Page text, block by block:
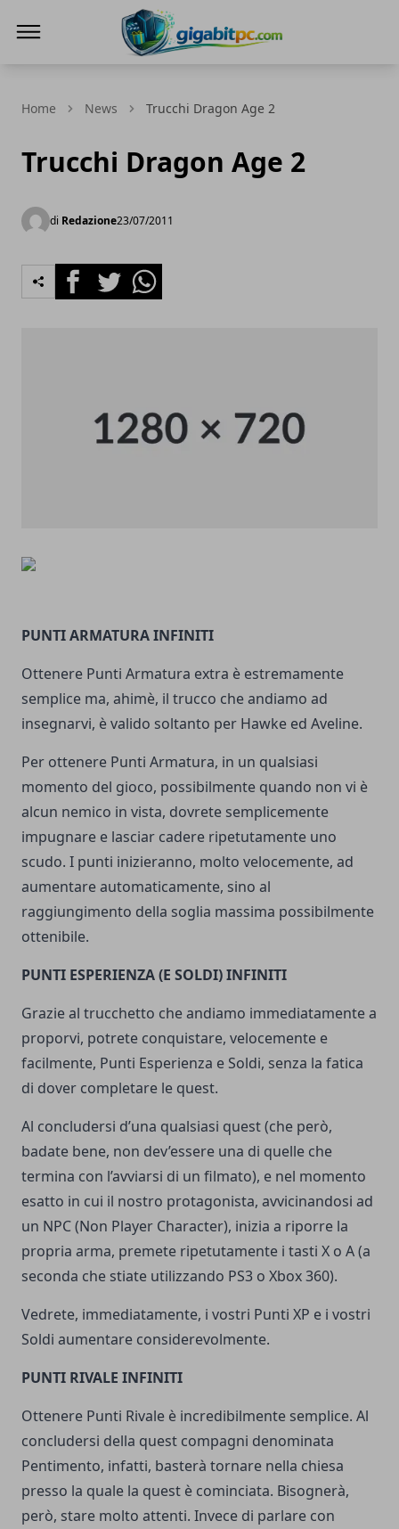
Home News Trucchi Dragon Age 2
Trucchi Dragon Age 2
di Redazione23/07/2011
FacebookTwitterWhatsapp
PUNTI ARMATURA INFINITI
Ottenere Punti Armatura extra è estremamente
semplice ma, ahimè, il trucco che andiamo ad
insegnarvi, è valido soltanto per Hawke ed Aveline.
Per ottenere Punti Armatura, in un qualsiasi
momento del gioco, possibilmente quando non vi è
alcun nemico in vista, dovrete semplicemente
impugnare e lasciar cadere ripetutamente uno
scudo. I punti inizieranno, molto velocemente, ad
aumentare automaticamente, sino al
raggiungimento della soglia massima possibilmente
ottenibile.
PUNTI ESPERIENZA (E SOLDI) INFINITI
Grazie al trucchetto che andiamo immediatamente a
proporvi, potrete conquistare, velocemente e
facilmente, Punti Esperienza e Soldi, senza la fatica
di dover completare le quest.
Al concludersi d’una qualsiasi quest (che però,
badate bene, non dev’essere una di quelle che
termina con l’avviarsi di un filmato), e nel momento
esatto in cui il nostro protagonista, avvicinandosi ad
un NPC (Non Player Character), inizia a riporre la
propria arma, premete ripetutamente i tasti X o A (a
seconda che stiate utilizzando PS3 o Xbox 360).
Vedrete, immediatamente, i vostri Punti XP e i vostri
Soldi aumentare considerevolmente.
PUNTI RIVALE INFINITI
Ottenere Punti Rivale è incredibilmente semplice. Al
concludersi della quest compagni denominata
Pentimento, infatti, basterà tornare nella chiesa
presso la quale la quest è cominciata. Bisognerà,
però, stare molto attenti. Invece di parlare con